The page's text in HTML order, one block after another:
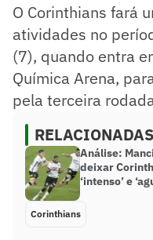
O Corinthians fará
atividades no
(7), quando entra
Química Arena,
pela terceira
RELACIONADAS
Análise:
deixar
‘intenso’ e
Corinthians